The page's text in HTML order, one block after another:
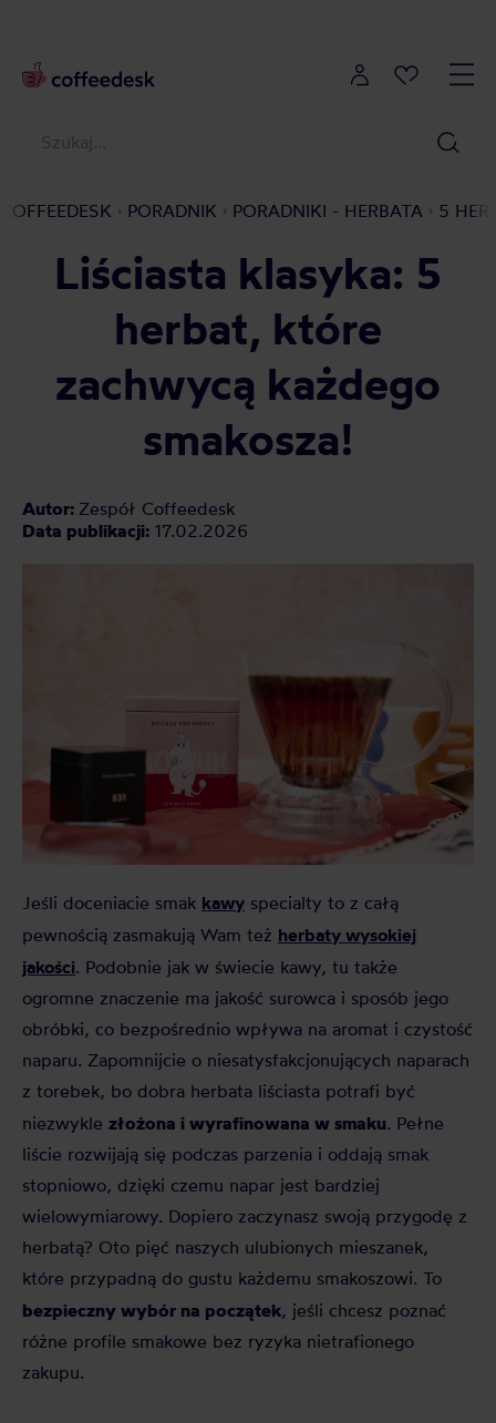
COFFEEDESK PORADNIK PORADNIKI - HERBATA 5
Liściasta klasyka: 5
herbat, które
zachwycą każdego
smakosza!
Autor: Zespół Coffeedesk
Data publikacji: 17.02.2026
Jeśli doceniacie smak kawy specialty to z całą
pewnością zasmakują Wam też herbaty wysokiej
jakości. Podobnie jak w świecie kawy, tu także
ogromne znaczenie ma jakość surowca i sposób jego
obróbki, co bezpośrednio wpływa na aromat i czystość
naparu. Zapomnijcie o niesatysfakcjonujących naparach
z torebek, bo dobra herbata liściasta potrafi być
niezwykle złożona i wyrafinowana w smaku. Pełne
liście rozwijają się podczas parzenia i oddają smak
stopniowo, dzięki czemu napar jest bardziej
wielowymiarowy. Dopiero zaczynasz swoją przygodę z
herbatą? Oto pięć naszych ulubionych mieszanek,
które przypadną do gustu każdemu smakoszowi. To
bezpieczny wybór na początek, jeśli chcesz poznać
różne profile smakowe bez ryzyka nietrafionego
zakupu.